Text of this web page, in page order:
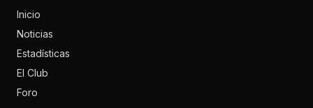
Inicio
Noticias
Estadísticas
El Club
Foro